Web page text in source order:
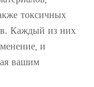
токсичных
Каждый из них
и
вашим